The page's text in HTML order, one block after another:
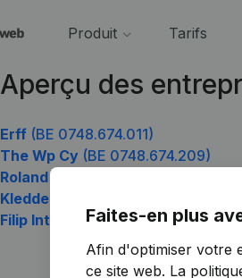
Produit Tarifs
Aperçu des
Erff (BE 0748.674.011)
The Wp Cy (BE 0748.674.209)
Roland Feldman
Kledde mè vel vzw
Filip International(BE
Faites-en plus
Afin d'optimiser votre
ce site web. La